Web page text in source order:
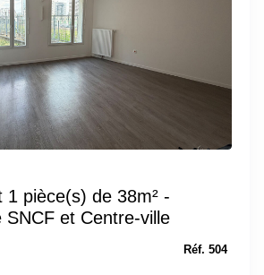
1 pièce(s) de 38m² -
SNCF et Centre-ville
Réf. 504